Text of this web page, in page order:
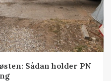
Sådan holder PN